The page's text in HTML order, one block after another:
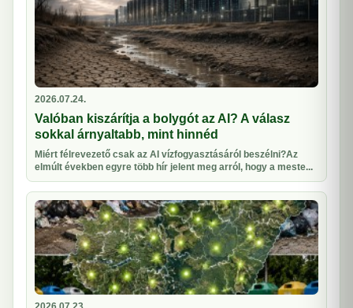
2026.07.24.
Valóban kiszárítja a bolygót az AI? A válasz
sokkal árnyaltabb, mint hinnéd
Miért félrevezető csak az AI vízfogyasztásáról beszélni?Az
elmúlt években egyre több hír jelent meg arról, hogy a meste...